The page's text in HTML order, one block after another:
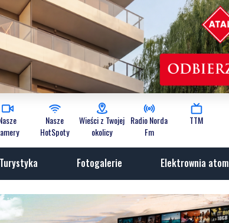
Nasze
HotSpoty
Wieści z Twojej
okolicy
Radio Norda
Fm
TTM
Turystyka Fotogalerie Elektrownia